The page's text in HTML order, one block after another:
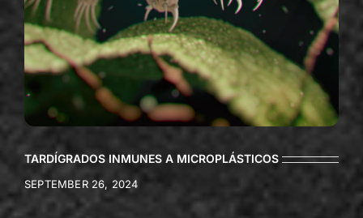
TARDÍGRADOS INMUNES A MICROPLÁSTICOS
SEPTEMBER 26, 2024